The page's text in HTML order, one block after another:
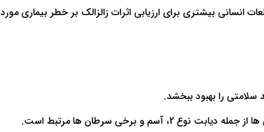
انسانی بیشتری برای ارزیابی اثرات زالزالک بر خطر بیماری مورد
را بهبود ببخشد.
و برخی سرطان ها مرتبط است.